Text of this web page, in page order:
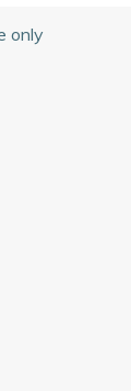
only